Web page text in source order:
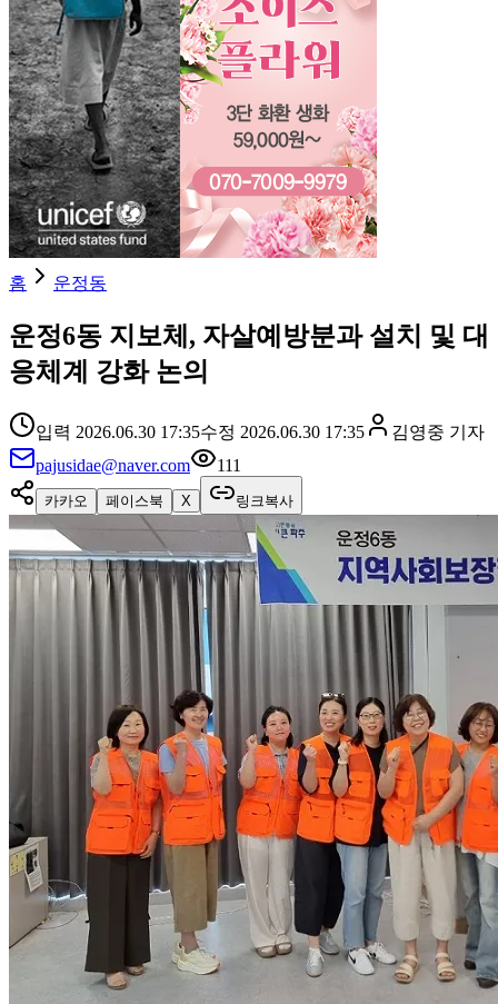
홈 운정동
운정6동 지보체, 자살예방분과 설치 및 대
응체계 강화 논의
입력 2026.06.30 17:35수정 2026.06.30 17:35 김영중 기자
pajusidae@naver.com
111
카카오 페이스북 X 링크복사